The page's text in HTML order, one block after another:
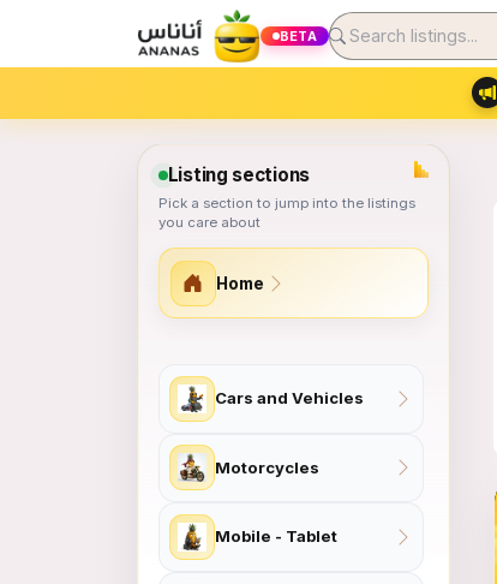
BETA
Listing sections
Pick a section to jump into the listings
you care about
Home
Site section map
Cars and Vehicles
Motorcycles
Mobile - Tablet